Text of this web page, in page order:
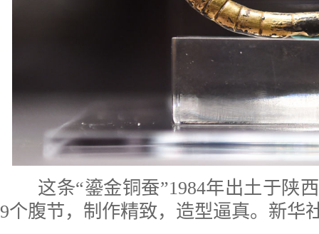
这条“鎏金铜蚕”1984年出土于陕
9个腹节，制作精致，造型逼真。新华